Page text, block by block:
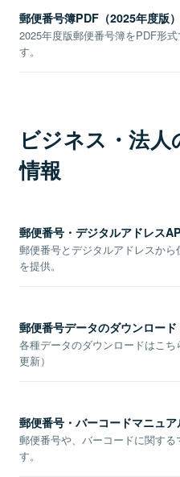
郵便番号簿PDF（2025年度版）
2025年度版郵便番号簿をPDF形
す。
ビジネス・法
情報
郵便番号・デジタルアドレス
郵便番号とデジタルアドレスか
を提供。
郵便番号データのダウンロード
各種データのダウンロードはこち
更新）
郵便番号・バーコードマニュア
郵便番号や、バーコードに関する
す。